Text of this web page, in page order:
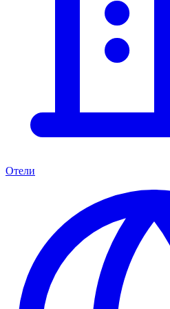
Отели